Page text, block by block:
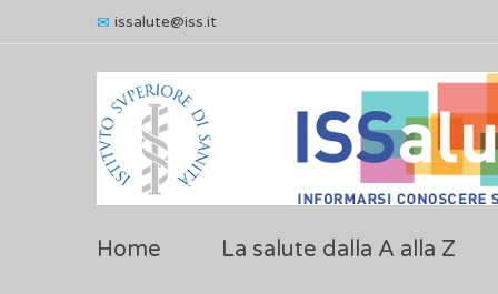
issalute@iss.it
Home La salute dalla A alla Z